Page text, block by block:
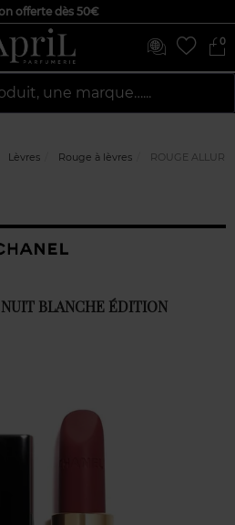
offerte dès 50€
0
une marque…...
Lèvres Rouge à lèvres ROUGE ALLURE
BLANCHE ÉDITION